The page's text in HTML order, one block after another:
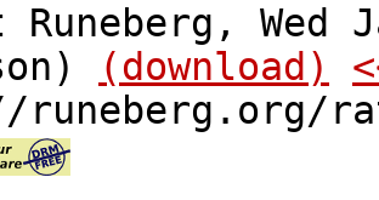
Wed
(download)